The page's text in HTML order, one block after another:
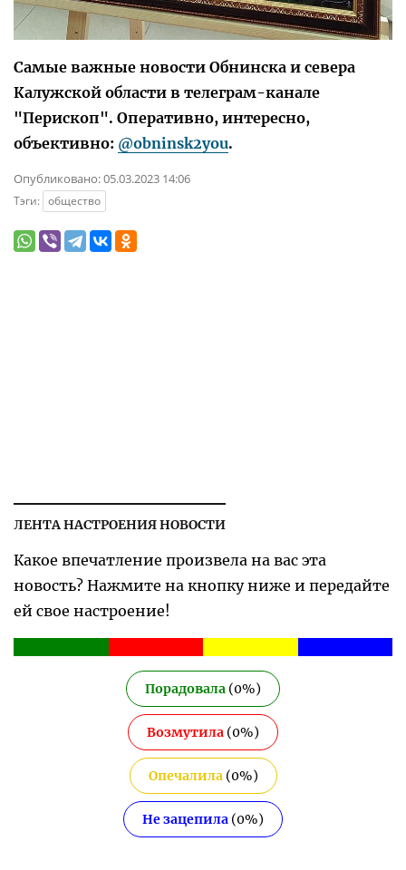
Самые важные новости Обнинска и севера
Калужской области в телеграм-канале
"Перископ". Оперативно, интересно,
объективно: @obninsk2you.
Опубликовано:05.03.2023 14:06
Тэги: общество
ЛЕНТА НАСТРОЕНИЯ НОВОСТИ
Какое впечатление произвела на вас эта
новость? Нажмите на кнопку ниже и передайте
ей свое настроение!
Порадовала (0%)
Возмутила (0%)
Опечалила(0%)
Не зацепила (0%)